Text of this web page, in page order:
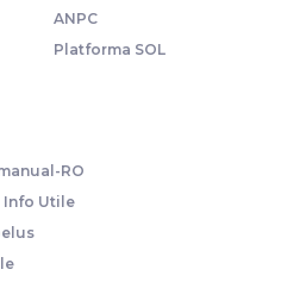
ANPC
Platforma SOL
RO
Info Utile